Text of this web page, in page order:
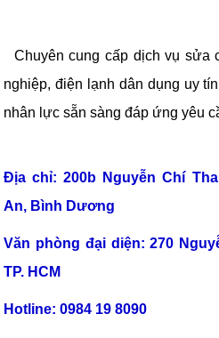
Chuyên cung cấp dịch vụ sửa
nghiệp, điện lạnh dân dụng uy
nhân lực sẵn sàng đáp ứng yêu
Địa chỉ: 200b Nguyễn Chí
An, Bình Dương
Văn phòng đại diện: 270
TP. HCM
Hotline: 0984 19 8090